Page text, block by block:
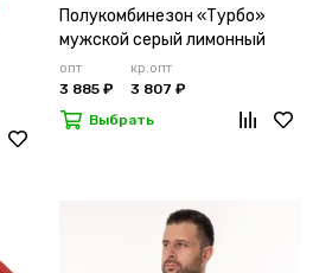
Полукомбинезон «Турбо»
мужской серый лимонный
опт
3 885 ₽
кр.опт
3 807 ₽
Выбрать